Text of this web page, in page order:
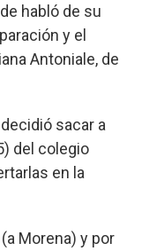
habló de su
y el
Antoniale, de
sacar a
del colegio
en la
Morena) y por